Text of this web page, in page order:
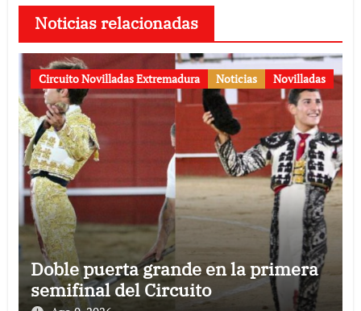
Noticias relacionadas
Circuito Novilladas Extremadura Noticias Novilladas
Doble puerta grande en la primera
semifinal del Circuito